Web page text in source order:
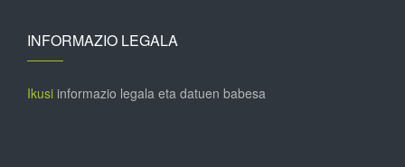
INFORMAZIO LEGALA
Ikusi informazio legala eta datuen babesa